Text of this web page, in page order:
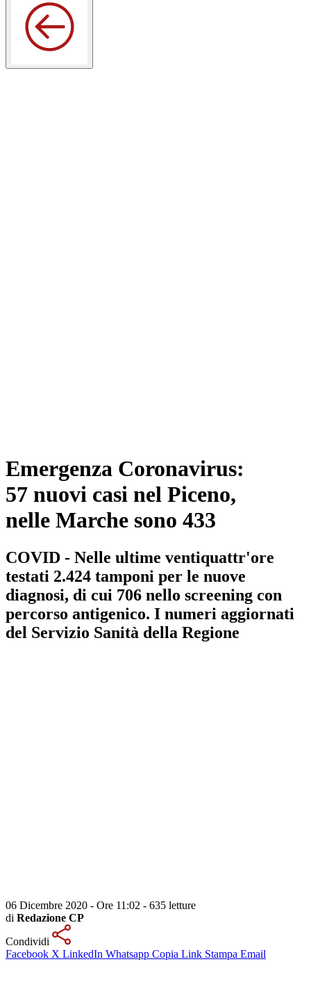
Emergenza Coronavirus:
57 nuovi casi nel Piceno,
nelle Marche sono 433
COVID - Nelle ultime ventiquattr'ore
testati 2.424 tamponi per le nuove
diagnosi, di cui 706 nello screening con
percorso antigenico. I numeri aggiornati
del Servizio Sanità della Regione
06 Dicembre 2020 - Ore 11:02 - 635 letture
di Redazione CP
Condividi
Facebook X LinkedIn Whatsapp Copia Link Stampa Email